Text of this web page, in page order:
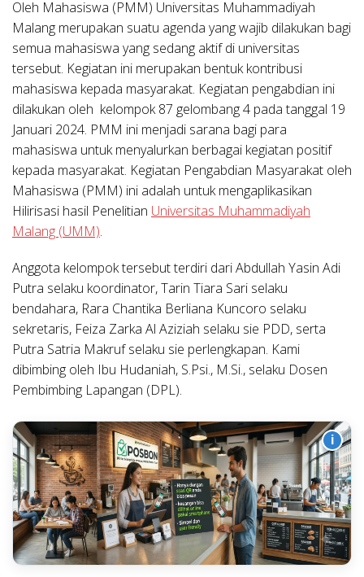
Oleh Mahasiswa (PMM) Universitas Muhammadiyah
Malang merupakan suatu agenda yang wajib dilakukan bagi
semua mahasiswa yang sedang aktif di universitas
tersebut. Kegiatan ini merupakan bentuk kontribusi
mahasiswa kepada masyarakat. Kegiatan pengabdian ini
dilakukan oleh kelompok 87 gelombang 4 pada tanggal 19
Januari 2024. PMM ini menjadi sarana bagi para
mahasiswa untuk menyalurkan berbagai kegiatan positif
kepada masyarakat. Kegiatan Pengabdian Masyarakat oleh
Mahasiswa (PMM) ini adalah untuk mengaplikasikan
Hilirisasi hasil Penelitian Universitas Muhammadiyah
Malang (UMM).
Anggota kelompok tersebut terdiri dari Abdullah Yasin Adi
Putra selaku koordinator, Tarin Tiara Sari selaku
bendahara, Rara Chantika Berliana Kuncoro selaku
sekretaris, Feiza Zarka Al Aziziah selaku sie PDD, serta
Putra Satria Makruf selaku sie perlengkapan. Kami
dibimbing oleh Ibu Hudaniah, S.Psi., M.Si., selaku Dosen
Pembimbing Lapangan (DPL).
i